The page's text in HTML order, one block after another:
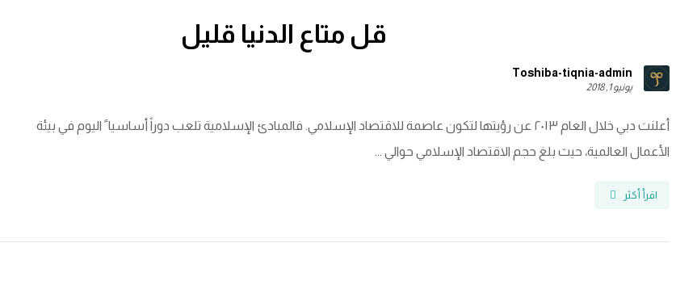
قل متاع الدنيا قليل
Toshiba-tiqnia-admin
يونيو 1, 2018
أعلنت دبي خلال العام ٢٠١٣ عن رؤيتها لتكون عاصمة للاقتصاد الإسلامي. فالمبادئ الإسلامية تلعب دوراً أساسيا ً اليوم في بيئة
الأعمال العالمية، حيث بلغ حجم الاقتصاد الإسلامي حوالي ...
اقرأ أكثر